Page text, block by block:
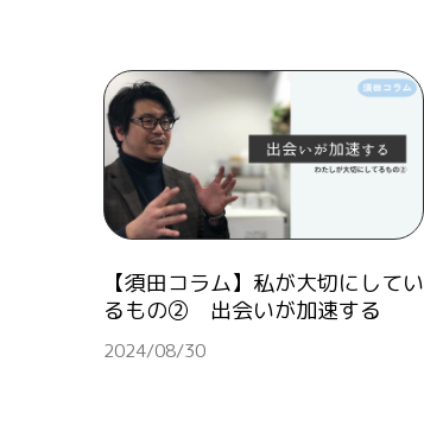
【須田コラム】私が大切にしてい
るもの② 出会いが加速する
2024/08/30